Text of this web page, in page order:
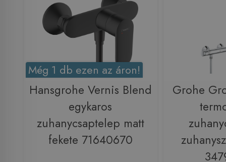
Még 1 db ezen az áron!
Hansgrohe Vernis Blend
egykaros
zuhanycsaptelep matt
fekete 71640670
Grohe